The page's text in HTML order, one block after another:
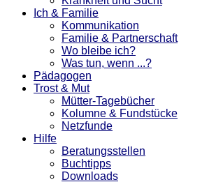
Ich & Familie
Kommunikation
Familie & Partnerschaft
Wo bleibe ich?
Was tun, wenn ...?
Pädagogen
Trost & Mut
Mütter-Tagebücher
Kolumne & Fundstücke
Netzfunde
Hilfe
Beratungsstellen
Buchtipps
Downloads